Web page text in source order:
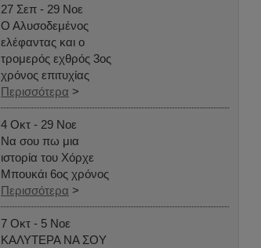
27 Σεπ - 29 Νοε
Ο Αλυσοδεμένος
ελέφαντας και ο
τρομερός εχθρός 3ος
χρόνος επιτυχίας
Περισσότερα >
4 Οκτ - 29 Νοε
Να σου πω μια
ιστορία του Χόρχε
Μπουκάι 6ος χρόνος
Περισσότερα >
7 Οκτ - 5 Νοε
ΚΑΛΥΤΕΡΑ ΝΑ ΣΟΥ